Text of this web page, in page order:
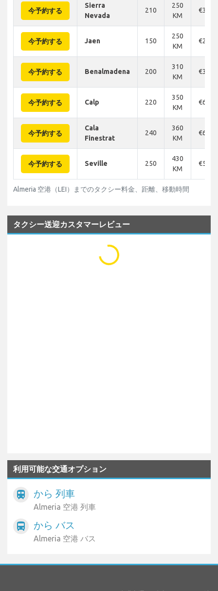
今予約する
Sierra
Nevada
210
250
KM
€305
今予約する Jaen 150
250
KM
€276
今予約する Benalmadena 200
310
KM
€322
今予約する Calp 220
350
KM
€693
今予約する
Cala
Finestrat
240
360
KM
€644
今予約する Seville 250
430
KM
€578
Almeria 空港（LEI）までのタクシー料金、距離、移動時間
タクシー送迎カスタマーレビュー
利用可能な交通オプション
train から 列車
Almeria 空港 列車
directions_bus から バス
Almeria 空港 バス